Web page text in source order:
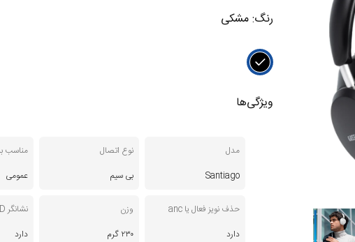
رنگ: مشکی
ویژگی‌ها
مدل
Santiago
نوع اتصال
بی سیم
مناسب
عمومی
حذف نویز فعال یا anc
دارد
وزن
۲۳۰ گرم
نشانگر LED
دارد